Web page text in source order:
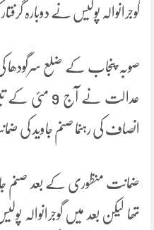
گوجرانوالہ پولیس نے دوبارہ گرفتار
صوبہ پنجاب کے ضلع
عدالت نے آج
انصاف کی رہنما صنم جاوید کی
ضمانت منظوری کے بعد صنم
تھا لیکن بعد میں گوجرانوالہ